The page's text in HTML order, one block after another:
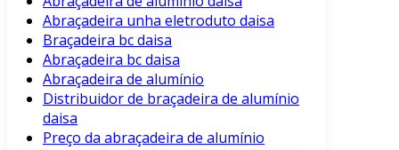
Abraçadeira unha eletroduto daisa
Braçadeira bc daisa
Abraçadeira bc daisa
Abraçadeira de alumínio
Distribuidor de braçadeira de alumínio
daisa
Preço da abraçadeira de alumínio